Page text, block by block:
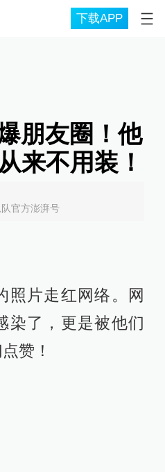
下载APP
朋友圈！他
来不用装！
官方澎湃号
照片走红网络。网
染了，更是被他们
赞！